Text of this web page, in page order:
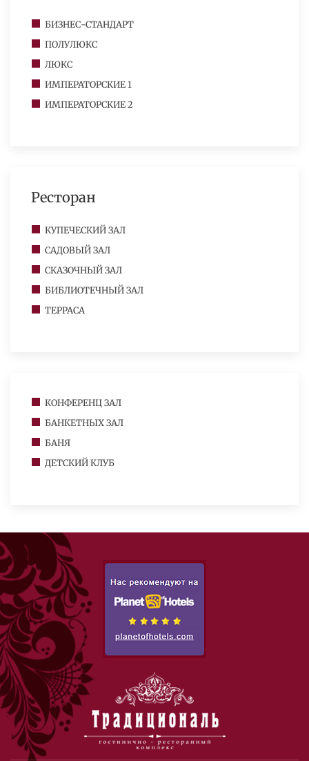
БИЗНЕС-СТАНДАРТ
ПОЛУЛЮКС
ЛЮКС
ИМПЕРАТОРСКИЕ 1
ИМПЕРАТОРСКИЕ 2
Ресторан
КУПЕЧЕСКИЙ ЗАЛ
САДОВЫЙ ЗАЛ
СКАЗОЧНЫЙ ЗАЛ
БИБЛИОТЕЧНЫЙ ЗАЛ
ТЕРРАСА
КОНФЕРЕНЦ ЗАЛ
БАНКЕТНЫХ ЗАЛ
БАНЯ
ДЕТСКИЙ КЛУБ